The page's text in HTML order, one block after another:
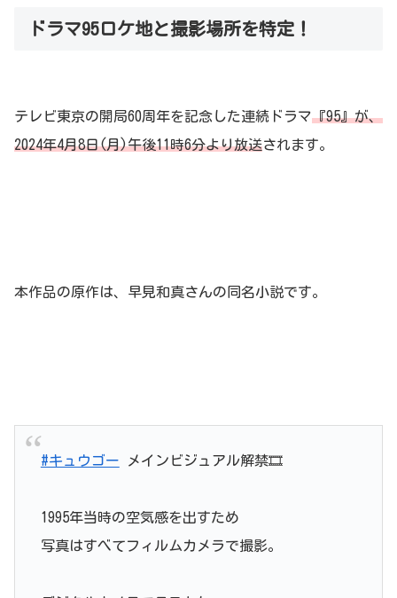
ドラマ95ロケ地と撮影場所を特定！
テレビ東京の開局60周年を記念した連続ドラマ『95』が、
2024年4月8日(月)午後11時6分より放送されます。
本作品の原作は、早見和真さんの同名小説です。
#キュウゴー メインビジュアル解禁🎞️
1995年当時の空気感を出すため
写真はすべてフィルムカメラで撮影。